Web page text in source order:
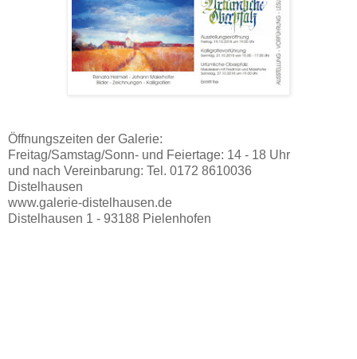
Öffnungszeiten der Galerie:
Freitag/Samstag/Sonn- und Feiertage: 14 - 18 Uhr
und nach Vereinbarung: Tel. 0172 8610036
Distelhausen
www.galerie-distelhausen.de
Distelhausen 1 - 93188 Pielenhofen